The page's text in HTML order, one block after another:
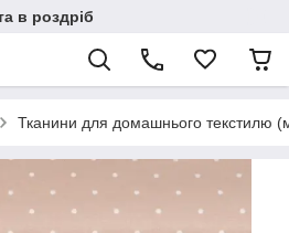
в роздріб
Тканини для домашнього текстилю